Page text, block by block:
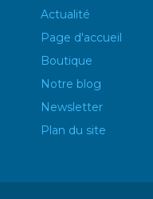
Actualité
Page d'accueil
Boutique
Notre blog
Newsletter
Plan du site